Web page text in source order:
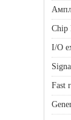
Chip
I/O
Fast